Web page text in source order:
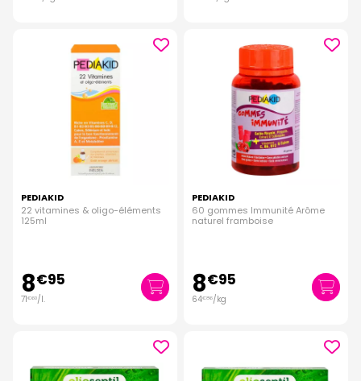
PEDIAKID
22 vitamines & oligo-éléments
125ml
8€95
71€60/l.
PEDIAKID
60 gommes Immunité Arôme
naturel framboise
8€95
64€86/kg